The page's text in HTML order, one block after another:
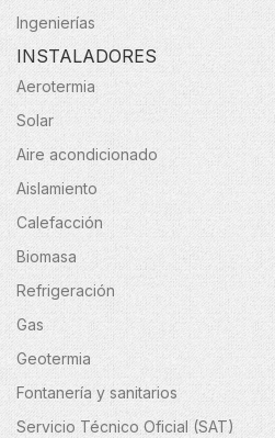
Ingenierías
INSTALADORES
Aerotermia
Solar
Aire acondicionado
Aislamiento
Calefacción
Biomasa
Refrigeración
Gas
Geotermia
Fontanería y sanitarios
Servicio Técnico Oficial (SAT)